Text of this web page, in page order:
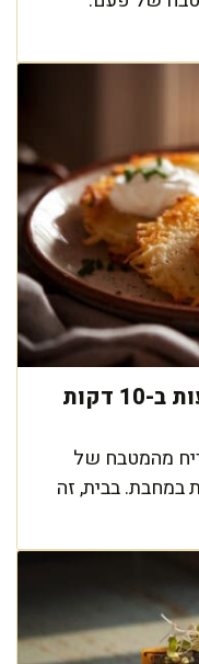
לביבות תפוחי אדמה משגעות ב-10 דקות
מהמטבח של
במחבת. בבית, זה